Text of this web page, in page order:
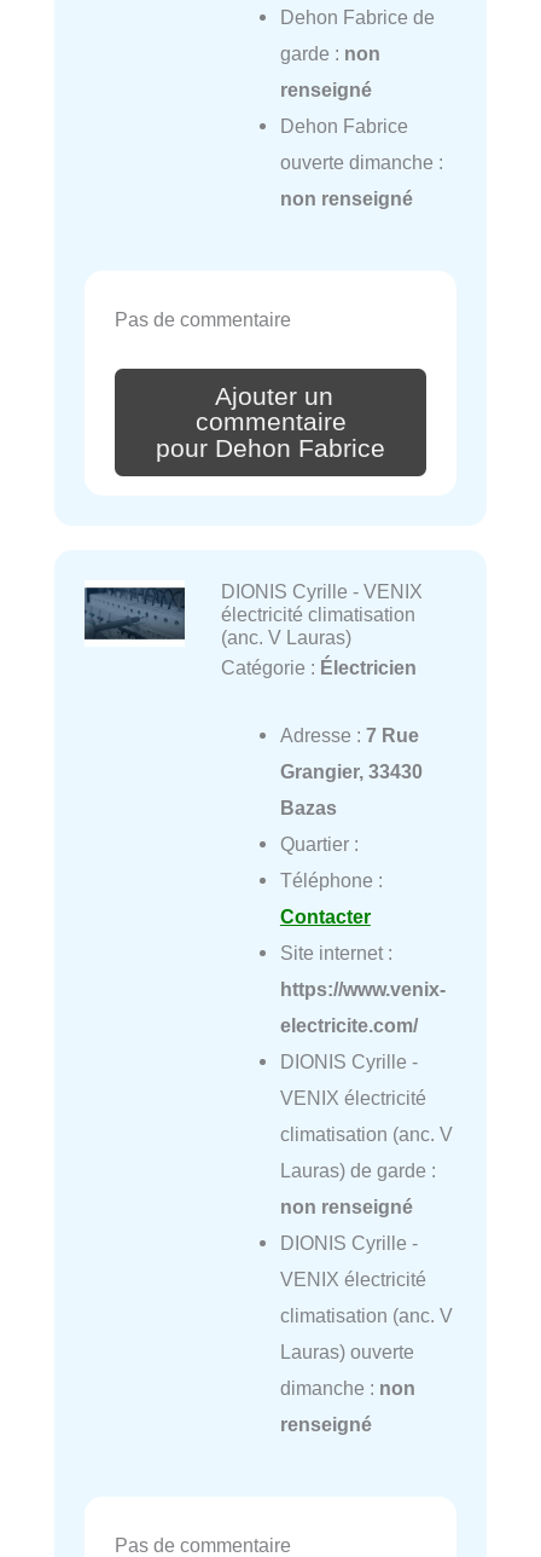
Dehon Fabrice de
garde : non
renseigné
Dehon Fabrice
ouverte dimanche :
non renseigné
Pas de commentaire
Ajouter un
commentaire
pour Dehon Fabrice
DIONIS Cyrille - VENIX
électricité climatisation
(anc. V Lauras)
Catégorie : Électricien
Adresse : 7 Rue
Grangier, 33430
Bazas
Quartier :
Téléphone :
Contacter
Site internet :
https://www.venix-
electricite.com/
DIONIS Cyrille -
VENIX électricité
climatisation (anc. V
Lauras) de garde :
non renseigné
DIONIS Cyrille -
VENIX électricité
climatisation (anc. V
Lauras) ouverte
dimanche : non
renseigné
Pas de commentaire